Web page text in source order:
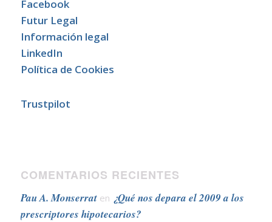
Facebook
Futur Legal
Información legal
LinkedIn
Política de Cookies
Trustpilot
COMENTARIOS RECIENTES
Pau A. Monserraten ¿Qué nos depara el 2009 a los
prescriptores hipotecarios?